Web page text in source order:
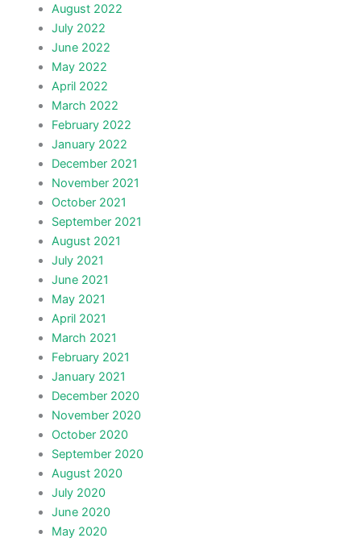
August 2022
July 2022
June 2022
May 2022
April 2022
March 2022
February 2022
January 2022
December 2021
November 2021
October 2021
September 2021
August 2021
July 2021
June 2021
May 2021
April 2021
March 2021
February 2021
January 2021
December 2020
November 2020
October 2020
September 2020
August 2020
July 2020
June 2020
May 2020